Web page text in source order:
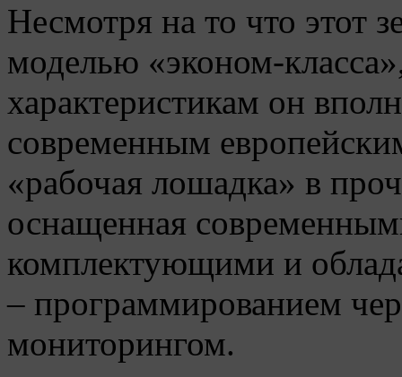
Несмотря на то что этот
моделью «эконом-
характеристикам он
современным
«рабочая лошадка» в
оснащенная
комплектующими и
– программированием
мониторингом.